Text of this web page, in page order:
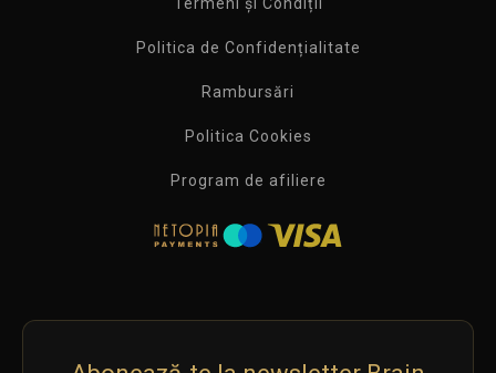
Politica de Confidențialitate
Rambursări
Politica Cookies
Program de afiliere